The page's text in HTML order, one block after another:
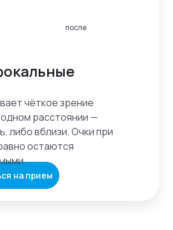
на прием
чёткое зрение
расстоянии —
либо вблизи. Очки при
остаются
после